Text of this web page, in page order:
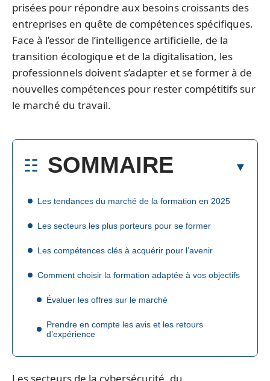
prisées pour répondre aux besoins croissants des
entreprises en quête de compétences spécifiques.
Face à l’essor de l’intelligence artificielle, de la
transition écologique et de la digitalisation, les
professionnels doivent s’adapter et se former à de
nouvelles compétences pour rester compétitifs sur
le marché du travail.
SOMMAIRE
Les tendances du marché de la formation en 2025
Les secteurs les plus porteurs pour se former
Les compétences clés à acquérir pour l’avenir
Comment choisir la formation adaptée à vos objectifs
Évaluer les offres sur le marché
Prendre en compte les avis et les retours
d’expérience